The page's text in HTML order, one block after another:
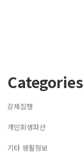
Categories
강제집행
개인회생파산
기타 생활정보